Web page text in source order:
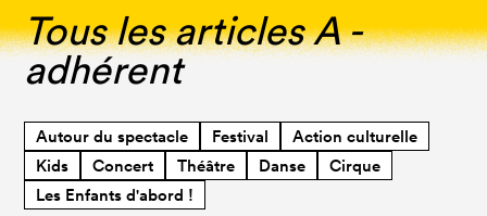
Tous les articles A -
adhérent
Autour du spectacle Festival
Action culturelle
Kids
Concert Théâtre Danse
Cirque
Les Enfants d'abord !